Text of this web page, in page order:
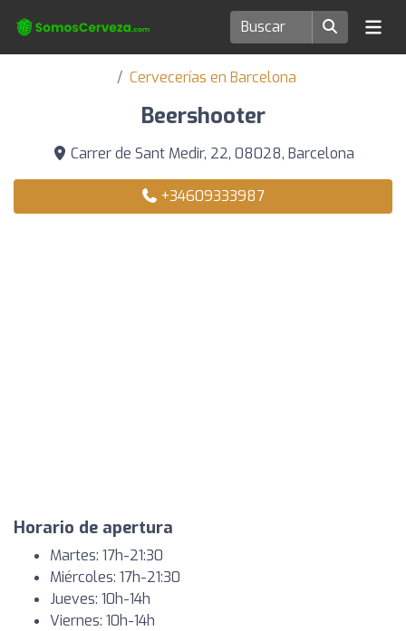
Cervecerías en Barcelona
Beershooter
Carrer de Sant Medir, 22, 08028, Barcelona
+34609333987
Horario de apertura
Martes: 17h-21:30
Miércoles: 17h-21:30
Jueves: 10h-14h
Viernes: 10h-14h